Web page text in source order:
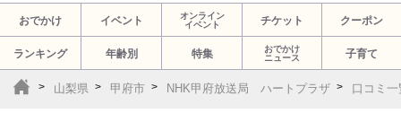
おでかけ イベント
オンライン
イベント
チケット クーポン
ランキング 年齢別 特集
おでかけ
ニュース
子育て
山梨県 甲府市 NHK甲府放送局 ハートプラザ 口コミ一